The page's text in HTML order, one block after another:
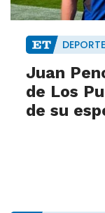
Juan
de Los
de su